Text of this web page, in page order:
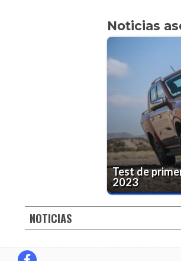
Noticias
Test de
2023
NOTICIAS